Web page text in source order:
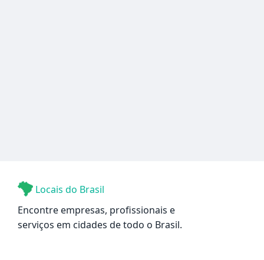
Locais do Brasil
Encontre empresas, profissionais e
serviços em cidades de todo o Brasil.